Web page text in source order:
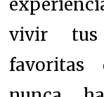
vivir
favoritas